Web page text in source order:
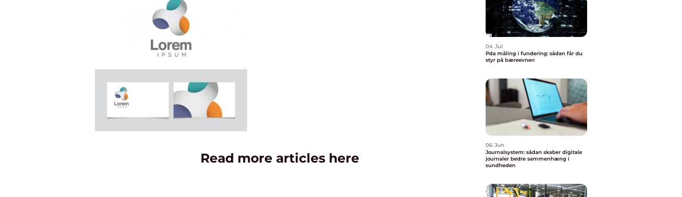
Read more articles here
04. Jul
Pda måling i fundering: sådan får du
styr på bæreevnen
06. Jun
Journalsystem: sådan skaber digitale
journaler bedre sammenhæng i
sundheden